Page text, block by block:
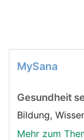
MySana
Gesundheit
Bildung,
Mehr zum